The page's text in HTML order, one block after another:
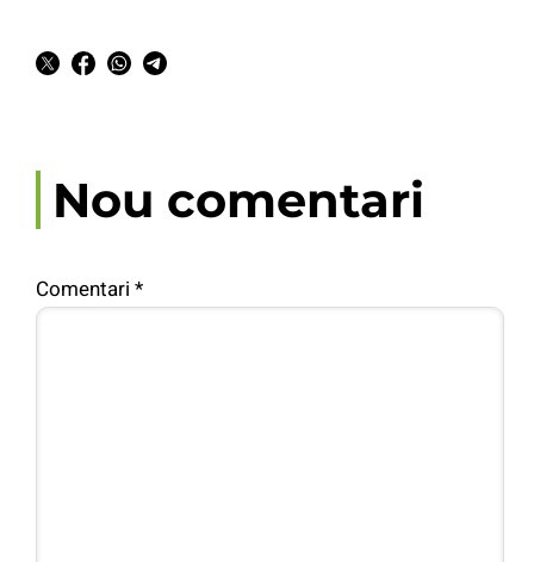
Nou comentari
Comentari *